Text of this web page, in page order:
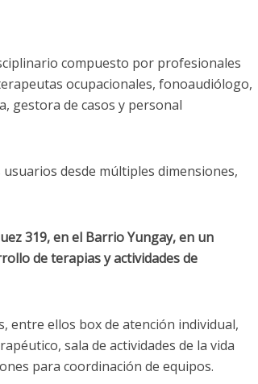
compuesto por profesionales
ocupacionales, fonoaudiólogo,
gestora de casos y personal
desde múltiples dimensiones,
319, en el Barrio Yungay, en un
de terapias y actividades de
entre ellos box de atención individual,
sala de actividades de la vida
para coordinación de equipos.